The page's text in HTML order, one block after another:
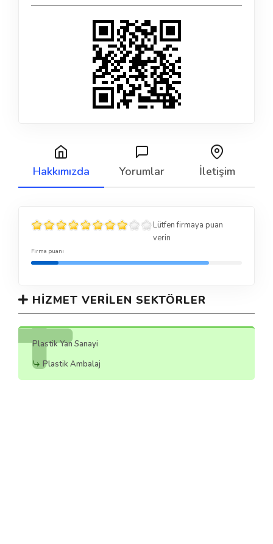
Hakkımızda Yorumlar İletişim
Lütfen firmaya puan
verin
Firma puanı
HIZMET VERILEN SEKTÖRLER
Plastik Yan Sanayi
Plastik Ambalaj